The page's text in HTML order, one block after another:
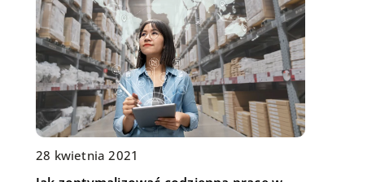
15 stycznia 2023
28 kwietnia 2021
05 czerwca 2019
Co ułatwi wędkowanie?